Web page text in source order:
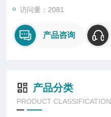
访问量：2081
产品咨询
产品分类
PRODUCT CLASSIFICATION